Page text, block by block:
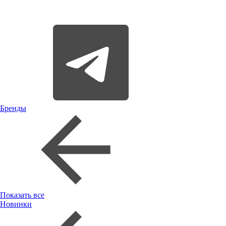
Бренды
Показать все
Новинки